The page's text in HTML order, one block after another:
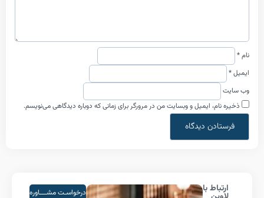
ایمیل و وبسایت من در مرورگر برای زمانی که دوباره دیدگاهی می‌نویسم.
درخواسـت مشــــاوره